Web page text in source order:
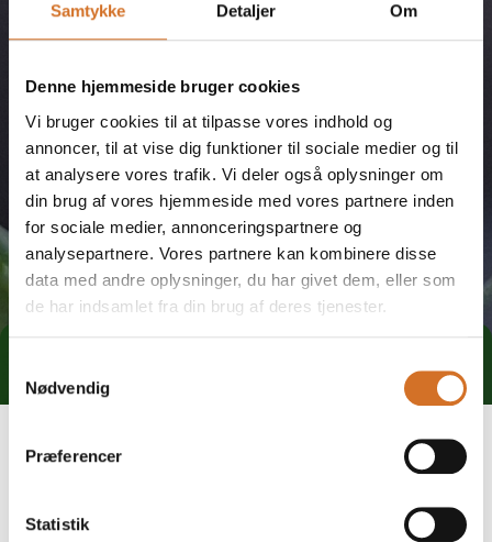
Samtykke Detaljer Om
Denne hjemmeside bruger cookies
Vi bruger cookies til at tilpasse vores indhold og
annoncer, til at vise dig funktioner til sociale medier og til
at analysere vores trafik. Vi deler også oplysninger om
din brug af vores hjemmeside med vores partnere inden
for sociale medier, annonceringspartnere og
analysepartnere. Vores partnere kan kombinere disse
data med andre oplysninger, du har givet dem, eller som
de har indsamlet fra din brug af deres tjenester.
Nødvendig
Præferencer
Statistik